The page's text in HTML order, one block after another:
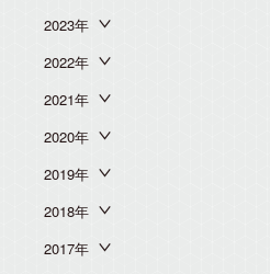
2023年
2022年
2021年
2020年
2019年
2018年
2017年